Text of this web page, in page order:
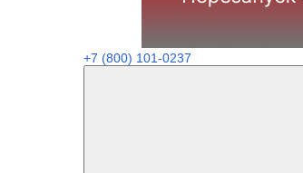
+7 (800) 101-0237